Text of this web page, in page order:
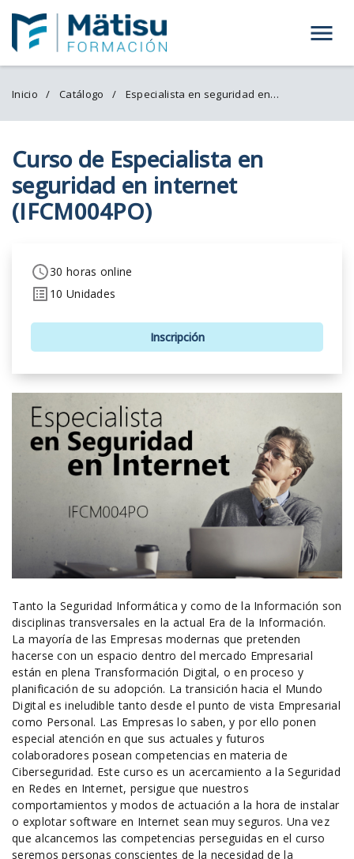
Menú
Inicio Catálogo Especialista en seguridad en internet (IFCM004PO)
Curso de Especialista en
seguridad en internet
(IFCM004PO)
30 horas online
10 Unidades
Inscripción
Tanto la Seguridad Informática y como de la Información son
disciplinas transversales en la actual Era de la Información.
La mayoría de las Empresas modernas que pretenden
hacerse con un espacio dentro del mercado Empresarial
están en plena Transformación Digital, o en proceso y
planificación de su adopción. La transición hacia el Mundo
Digital es ineludible tanto desde el punto de vista Empresarial
como Personal. Las Empresas lo saben, y por ello ponen
especial atención en que sus actuales y futuros
colaboradores posean competencias en materia de
Ciberseguridad. Este curso es un acercamiento a la Seguridad
en Redes en Internet, persigue que nuestros
comportamientos y modos de actuación a la hora de instalar
o explotar software en Internet sean muy seguros. Una vez
que alcancemos las competencias perseguidas en el curso
seremos personas conscientes de la necesidad de la